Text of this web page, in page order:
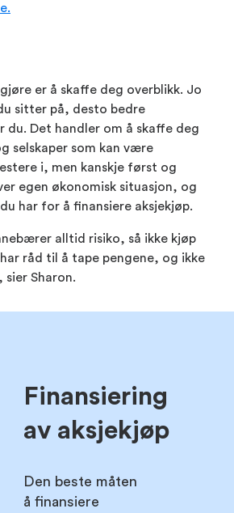
er å skaffe deg overblikk. Jo
sitter på, desto bedre
du. Det handler om å skaffe deg
selskaper som kan være
i, men kanskje først og
egen økonomisk situasjon, og
har for å finansiere aksjekjøp.
alltid risiko, så ikke kjøp
råd til å tape pengene, og ikke
sier Sharon.
Finansiering
av aksjekjøp
Den beste måten
å finansiere